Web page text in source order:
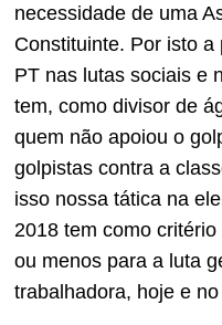
necessidade de uma
Constituinte. Por isto
PT nas lutas sociais e
tem, como divisor de
quem não apoiou o
golpistas contra a
isso nossa tática na
2018 tem como
ou menos para a luta
trabalhadora, hoje e